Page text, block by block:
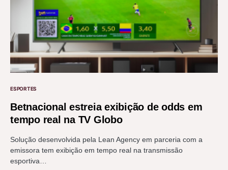
ESPORTES
Betnacional estreia exibição de odds em
tempo real na TV Globo
Solução desenvolvida pela Lean Agency em parceria com a
emissora tem exibição em tempo real na transmissão
esportiva…